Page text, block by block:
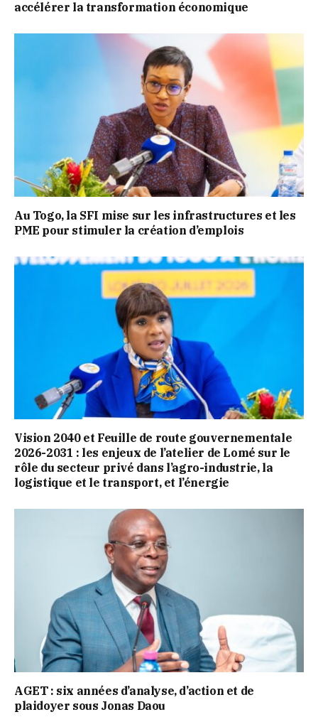
accélérer la transformation économique
Au Togo, la SFI mise sur les infrastructures et les
PME pour stimuler la création d’emplois
Vision 2040 et Feuille de route gouvernementale
2026-2031 : les enjeux de l’atelier de Lomé sur le
rôle du secteur privé dans l’agro-industrie, la
logistique et le transport, et l’énergie
AGET : six années d’analyse, d’action et de
plaidoyer sous Jonas Daou